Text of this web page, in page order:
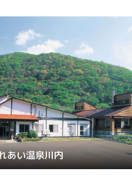
あい温泉川内